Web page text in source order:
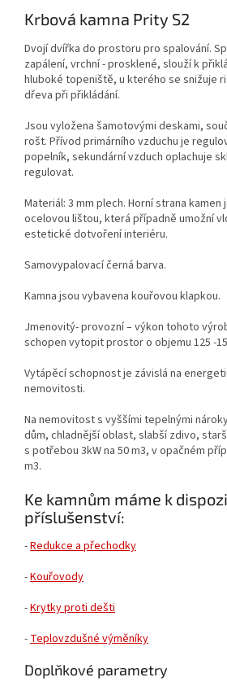
Krbová kamna Prity S2
Dvojí dvířka do prostoru pro spalování.
zapálení, vrchní - prosklené, slouží k
hluboké topeniště, u kterého se snižuje
dřeva při přikládání.
Jsou vyložena šamotovými deskami,
rošt. Přívod primárního vzduchu je
popelník, sekundární vzduch oplachuje
regulovat.
Materiál: 3 mm plech. Horní strana
ocelovou lištou, která případně umožní
estetické dotvoření interiéru.
Samovypalovací černá barva.
Kamna jsou vybavena kouřovou klapkou.
Jmenovitý- provozní – výkon tohoto
schopen vytopit prostor o objemu 125 -
Vytápěcí schopnost je závislá na
nemovitosti.
Na nemovitost s vyššími tepelnými
dům, chladnější oblast, slabší zdivo,
s potřebou 3kW na 50 m3, v opačném
m3.
Ke kamnům máme k
příslušenství:
-Redukce a přechodky
-Kouřovody
-Krytky proti dešti
-Teplovzdušné výměníky
Doplňkové parametry